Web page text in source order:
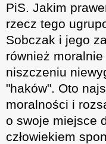
PiS. Jakim
rzecz tego
Sobczak i jego
również
niszczeniu
"haków". Oto
moralności i
o swoje miejsce
człowiekiem